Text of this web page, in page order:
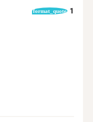
format_quote 1